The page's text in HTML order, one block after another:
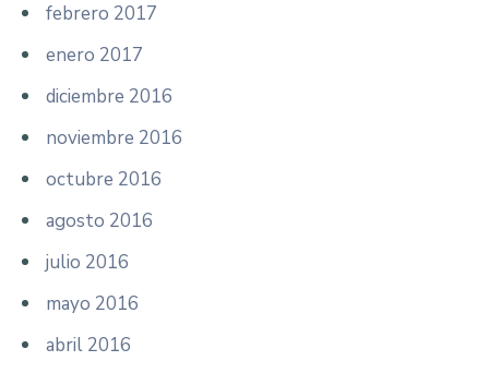
febrero 2017
enero 2017
diciembre 2016
noviembre 2016
octubre 2016
agosto 2016
julio 2016
mayo 2016
abril 2016